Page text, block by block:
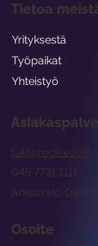
tuki@rockway.fi
Arkisin klo
045 7731 1111
Osoite
Tietoa
Yrityksestä
Työpaikat
Yhteistyö